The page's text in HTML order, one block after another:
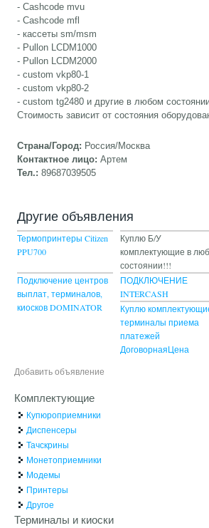
- Cashcode mvu
- Cashcode mfl
- кассеты sm/msm
- Pullon LCDM1000
- Pullon LCDM2000
- custom vkp80-1
- custom vkp80-2
- custom tg2480 и другие в любом
Стоимость зависит от состояния
Страна/Город: Россия/Москва
Контактное лицо:Артем
Тел.:89687039505
Другие объявления
Термопринтеры Citizen
PPU700
Куплю Б/У
комплектующие в
состоянии!!!
Подключение центров
выплат, терминалов,
киосков DOMINATOR
ПОДКЛЮЧЕНИЕ
INTERCASH
Куплю
терминалы приема
платежей
ДоговорнаяЦена
Добавить объявление
Комплектующие
Купюроприемники
Диспенсеры
Тачскрины
Монетоприемники
Модемы
Принтеры
Другое
Терминалы и киоски